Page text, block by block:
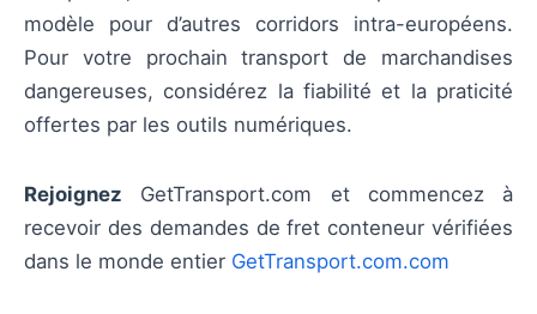
modèle pour d’autres corridors intra-européens.
Pour votre prochain transport de marchandises
dangereuses, considérez la fiabilité et la praticité
offertes par les outils numériques.
Rejoignez GetTransport.com et commencez à
recevoir des demandes de fret conteneur vérifiées
dans le monde entier GetTransport.com.com